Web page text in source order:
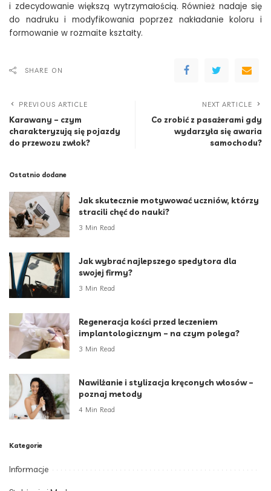
i zdecydowanie większą wytrzymałością. Również nadaje się
do nadruku i modyfikowania poprzez nakładanie koloru i
formowanie w rozmaite kształty.
SHARE ON
PREVIOUS ARTICLE
Karawany – czym
charakteryzują się pojazdy
do przewozu zwłok?
NEXT ARTICLE
Co zrobić z pasażerami gdy
wydarzyła się awaria
samochodu?
Ostatnio dodane
Jak skutecznie motywować uczniów, którzy
stracili chęć do nauki?
3 Min Read
Jak wybrać najlepszego spedytora dla
swojej firmy?
3 Min Read
Regeneracja kości przed leczeniem
implantologicznym – na czym polega?
3 Min Read
Nawilżanie i stylizacja kręconych włosów –
poznaj metody
4 Min Read
Kategorie
Informacje